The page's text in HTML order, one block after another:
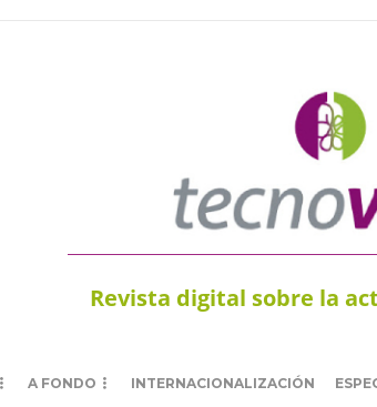
Revista digital sobre la
A FONDO INTERNACIONALIZACIÓN